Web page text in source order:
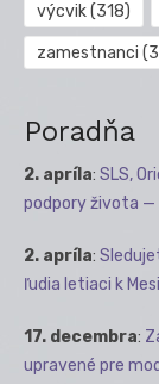
výcvik(318)
zamestnanci
Poradňa
2. apríla: SLS,
podpory života
2. apríla:
ľudia letiaci k
17. decembra:
upravené pre